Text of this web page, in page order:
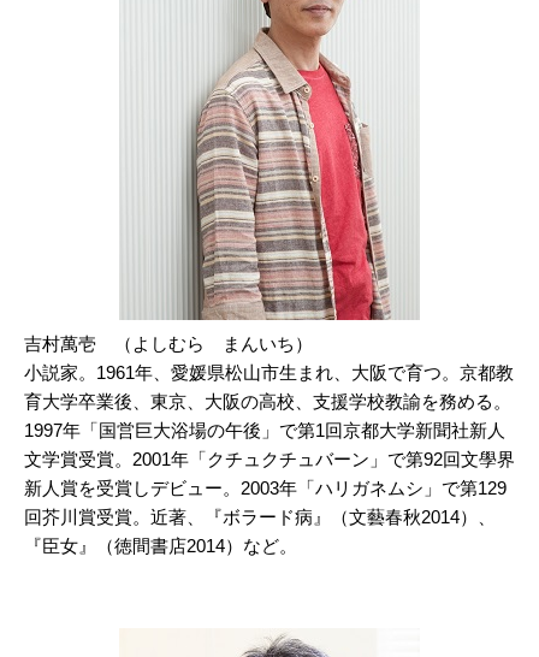
吉村萬壱 （よしむら まんいち）
小説家。1961年、愛媛県松山市生まれ、大阪で育つ。京都教
育大学卒業後、東京、大阪の高校、支援学校教諭を務める。
1997年「国営巨大浴場の午後」で第1回京都大学新聞社新人
文学賞受賞。2001年「クチュクチュバーン」で第92回文學界
新人賞を受賞しデビュー。2003年「ハリガネムシ」で第129
回芥川賞受賞。近著、『ボラード病』（文藝春秋2014）、
『臣女』（徳間書店2014）など。